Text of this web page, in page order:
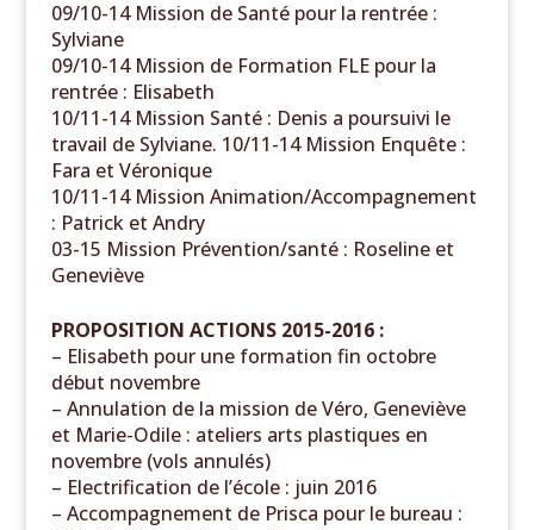
09/10-14 Mission de Santé pour la rentrée :
Sylviane
09/10-14 Mission de Formation FLE pour la
rentrée : Elisabeth
10/11-14 Mission Santé : Denis a poursuivi le
travail de Sylviane. 10/11-14 Mission Enquête :
Fara et Véronique
10/11-14 Mission Animation/Accompagnement
: Patrick et Andry
03-15 Mission Prévention/santé : Roseline et
Geneviève
PROPOSITION ACTIONS 2015-2016 :
– Elisabeth pour une formation fin octobre
début novembre
– Annulation de la mission de Véro, Geneviève
et Marie-Odile : ateliers arts plastiques en
novembre (vols annulés)
– Electrification de l’école : juin 2016
– Accompagnement de Prisca pour le bureau :